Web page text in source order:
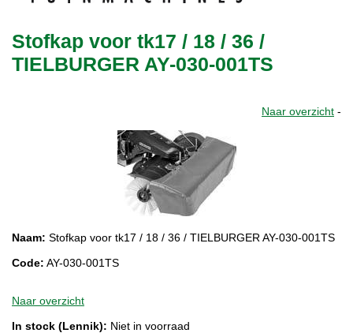
Stofkap voor tk17 / 18 / 36 /
TIELBURGER AY-030-001TS
Naar overzicht -
Naam: Stofkap voor tk17 / 18 / 36 / TIELBURGER AY-030-001TS
Code: AY-030-001TS
Naar overzicht
In stock (Lennik): Niet in voorraad